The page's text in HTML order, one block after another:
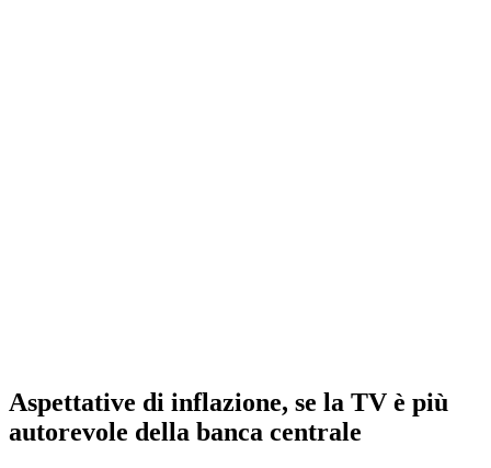
Aspettative di inflazione, se la TV è più
autorevole della banca centrale